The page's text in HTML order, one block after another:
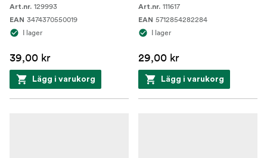
Art.nr. 129993
EAN 3474370550019
I lager
39,00 kr
Lägg i varukorg
Art.nr. 111617
EAN 5712854282284
I lager
29,00 kr
Lägg i varukorg